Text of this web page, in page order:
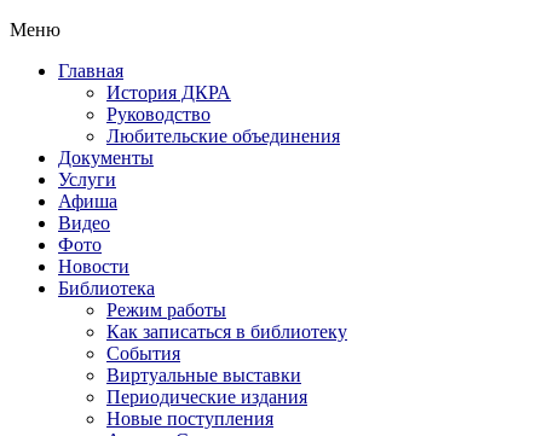
Меню
Главная
История ДКРА
Руководство
Любительские объединения
Документы
Услуги
Афиша
Видео
Фото
Новости
Библиотека
Режим работы
Как записаться в библиотеку
События
Виртуальные выставки
Периодические издания
Новые поступления